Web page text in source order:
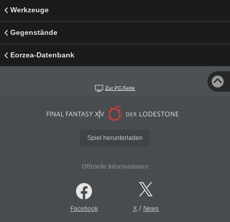
Werkzeuge
Gegenstände
Eorzea-Datenbank
Zur PC-Seite
Spiel herunterladen
Offizielle Informationen
Facebook X/ News